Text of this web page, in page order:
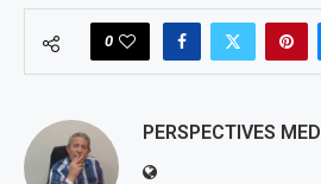
0
PERSPECTIVES MED